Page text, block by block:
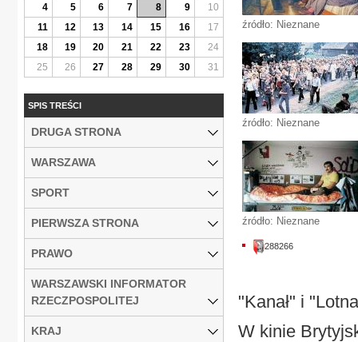
źródło: Nieznane
źródło: Nieznane
źródło: Nieznane
288266
"Kanał" i
W kinie
4
5 6 7 8 9
10
11
12 13 14 15 16
17
18
19 20 21 22 23
24
25
26 27 28 29 30 31
SPIS TREŚCI
DRUGA STRONA
WARSZAWA
SPORT
PIERWSZA STRONA
PRAWO
WARSZAWSKI INFORMATOR
RZECZPOSPOLITEJ
KRAJ